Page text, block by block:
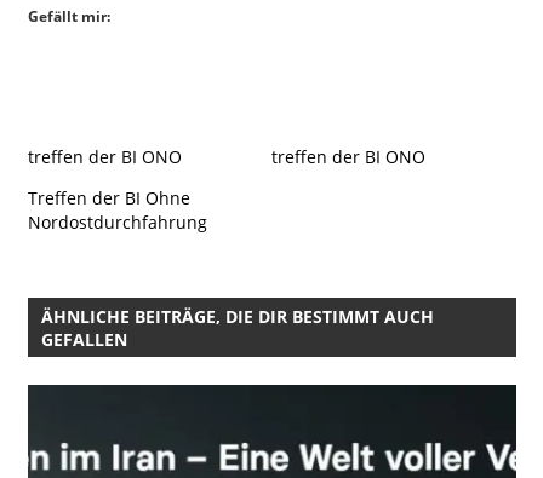
Gefällt mir:
treffen der BI ONO
treffen der BI ONO
Treffen der BI Ohne
Nordostdurchfahrung
ÄHNLICHE BEITRÄGE, DIE DIR BESTIMMT AUCH
GEFALLEN